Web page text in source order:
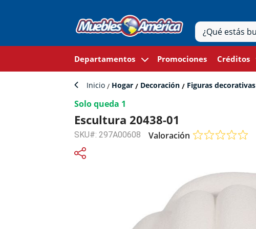
Departamentos Promociones Créditos
Inicio Hogar Decoración Figuras decorativas
Solo queda 1
Escultura 20438-01
SKU#: 297A00608 Valoración